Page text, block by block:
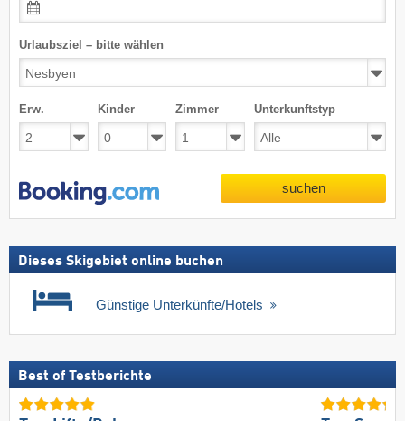
Urlaubsziel – bitte wählen
Erw. Kinder Zimmer Unterkunftstyp
suchen
Dieses Skigebiet online buchen
Günstige Unterkünfte/Hotels
Best of Testberichte